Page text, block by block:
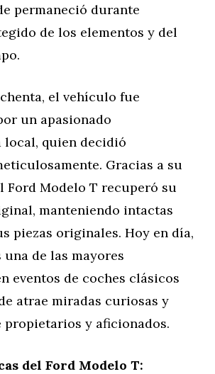
permaneció durante
de los elementos y del
el vehículo fue
un apasionado
quien decidió
Gracias a su
Ford Modelo T recuperó su
manteniendo intactas
piezas originales. Hoy en día,
una de las mayores
eventos de coches clásicos
atrae miradas curiosas y
propietarios y aficionados.
del Ford Modelo T: